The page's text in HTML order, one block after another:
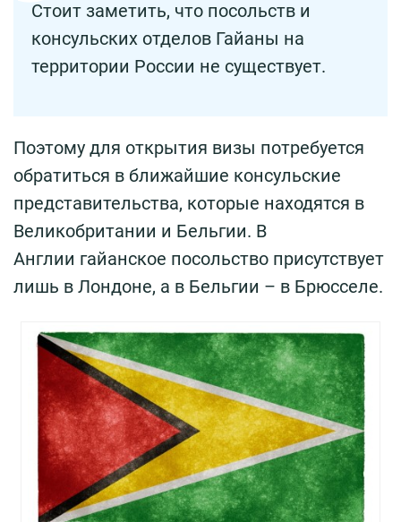
Стоит заметить, что посольств и
консульских отделов Гайаны на
территории России не существует.
Поэтому для открытия визы потребуется
обратиться в ближайшие консульские
представительства, которые находятся в
Великобритании и Бельгии. В
Англии гайанское посольство присутствует
лишь в Лондоне, а в Бельгии – в Брюсселе.